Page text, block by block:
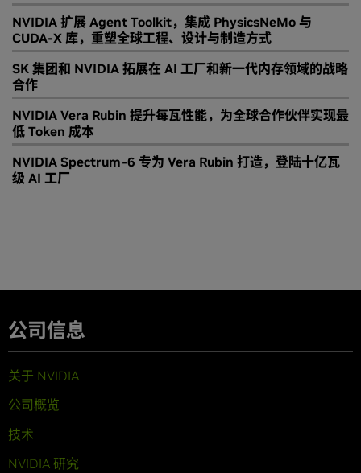
NVIDIA 扩展 Agent Toolkit，集成 PhysicsNeMo 与
CUDA-X 库，重塑全球工程、设计与制造方式
SK 集团和 NVIDIA 拓展在 AI 工厂和新一代内存领域的战略
合作
NVIDIA Vera Rubin 提升每瓦性能，为全球合作伙伴实现最
低 Token 成本
NVIDIA Spectrum-6 专为 Vera Rubin 打造，登陆十亿瓦
级 AI 工厂
公司信息
关于 NVIDIA
公司概览
技术
NVIDIA 研究